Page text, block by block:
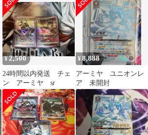
¥2,500
24時間以内発送 チェ
ン アーミヤ sr
¥8,888
アーミヤ ユニオンレ
ア 未開封